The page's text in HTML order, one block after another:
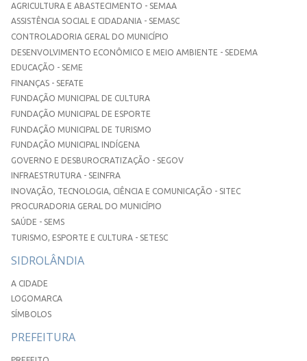
AGRICULTURA E ABASTECIMENTO - SEMAA
ASSISTÊNCIA SOCIAL E CIDADANIA - SEMASC
CONTROLADORIA GERAL DO MUNICÍPIO
DESENVOLVIMENTO ECONÔMICO E MEIO AMBIENTE - SEDEMA
EDUCAÇÃO - SEME
FINANÇAS - SEFATE
FUNDAÇÃO MUNICIPAL DE CULTURA
FUNDAÇÃO MUNICIPAL DE ESPORTE
FUNDAÇÃO MUNICIPAL DE TURISMO
FUNDAÇÃO MUNICIPAL INDÍGENA
GOVERNO E DESBUROCRATIZAÇÃO - SEGOV
INFRAESTRUTURA - SEINFRA
INOVAÇÃO, TECNOLOGIA, CIÊNCIA E COMUNICAÇÃO - SITEC
PROCURADORIA GERAL DO MUNICÍPIO
SAÚDE - SEMS
TURISMO, ESPORTE E CULTURA - SETESC
SIDROLÂNDIA
A CIDADE
LOGOMARCA
SÍMBOLOS
PREFEITURA